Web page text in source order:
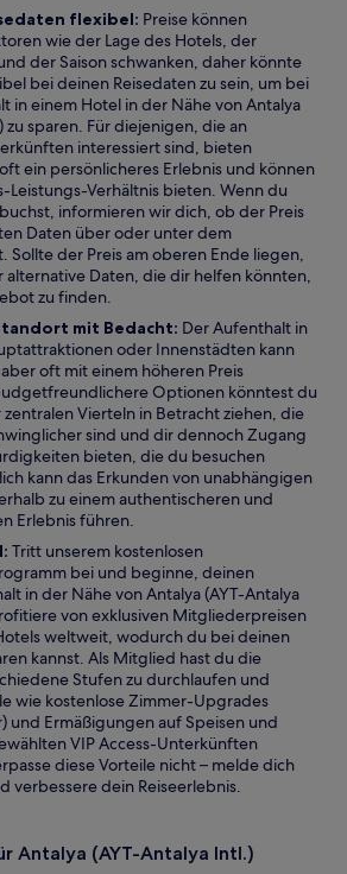
flexibel: Preise können
wie der Lage des Hotels, der
der Saison schwanken, daher könnte
bei deinen Reisedaten zu sein, um bei
in einem Hotel in der Nähe von Antalya
zu sparen. Für diejenigen, die an
interessiert sind, bieten
ein persönlicheres Erlebnis und können
Leistungs-Verhältnis bieten. Wenn du
informieren wir dich, ob der Preis
Daten über oder unter dem
Sollte der Preis am oberen Ende liegen,
Daten, die dir helfen könnten,
zu finden.
mit Bedacht: Der Aufenthalt in
oder Innenstädten kann
oft mit einem höheren Preis
Optionen könntest du
Vierteln in Betracht ziehen, die
sind und dir dennoch Zugang
bieten, die du besuchen
kann das Erkunden von unabhängigen
zu einem authentischeren und
Erlebnis führen.
Tritt unserem kostenlosen
bei und beginne, deinen
in der Nähe von Antalya (AYT-Antalya
von exklusiven Mitgliederpreisen
weltweit, wodurch du bei deinen
kannst. Als Mitglied hast du die
Stufen zu durchlaufen und
wie kostenlose Zimmer-Upgrades
und Ermäßigungen auf Speisen und
VIP Access-Unterkünften
diese Vorteile nicht – melde dich
verbessere dein Reiseerlebnis.
Antalya (AYT-Antalya Intl.)